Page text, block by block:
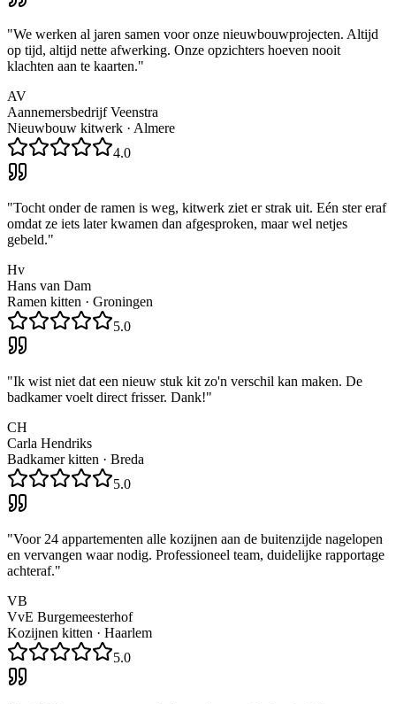
"We werken al jaren samen voor onze nieuwbouwprojecten. Altijd
op tijd, altijd nette afwerking. Onze opzichters hoeven nooit
klachten aan te kaarten."
AV
Aannemersbedrijf Veenstra
Nieuwbouw kitwerk · Almere
4.0
"Tocht onder de ramen is weg, kitwerk ziet er strak uit. Eén ster eraf
omdat ze iets later kwamen dan afgesproken, maar wel netjes
gebeld."
Hv
Hans van Dam
Ramen kitten · Groningen
5.0
"Ik wist niet dat een nieuw stuk kit zo'n verschil kan maken. De
badkamer voelt direct frisser. Dank!"
CH
Carla Hendriks
Badkamer kitten · Breda
5.0
"Voor 24 appartementen alle kozijnen aan de buitenzijde nagelopen
en vervangen waar nodig. Professioneel team, duidelijke rapportage
achteraf."
VB
VvE Burgemeesterhof
Kozijnen kitten · Haarlem
5.0